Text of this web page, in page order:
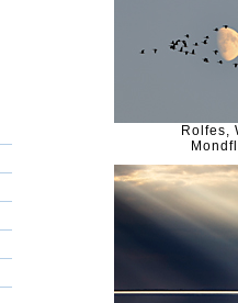
Rolfes,